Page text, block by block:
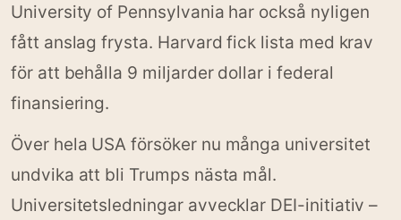
University of Pennsylvania har också nyligen
fått anslag frysta. Harvard fick lista med krav
för att behålla 9 miljarder dollar i federal
finansiering.
Över hela USA försöker nu många universitet
undvika att bli Trumps nästa mål.
Universitetsledningar avvecklar DEI-initiativ –